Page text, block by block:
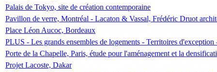
Palais de Tokyo, site de création contemporaine
Pavillon de verre, Montréal - Lacaton & Vassal, Frédéric Druot
Place Léon Aucoc, Bordeaux
PLUS - Les grands ensembles de logements - Territoires
Porte de la Chapelle, Paris, étude pour l'aménagement et la
Projet Lacoste, Dakar